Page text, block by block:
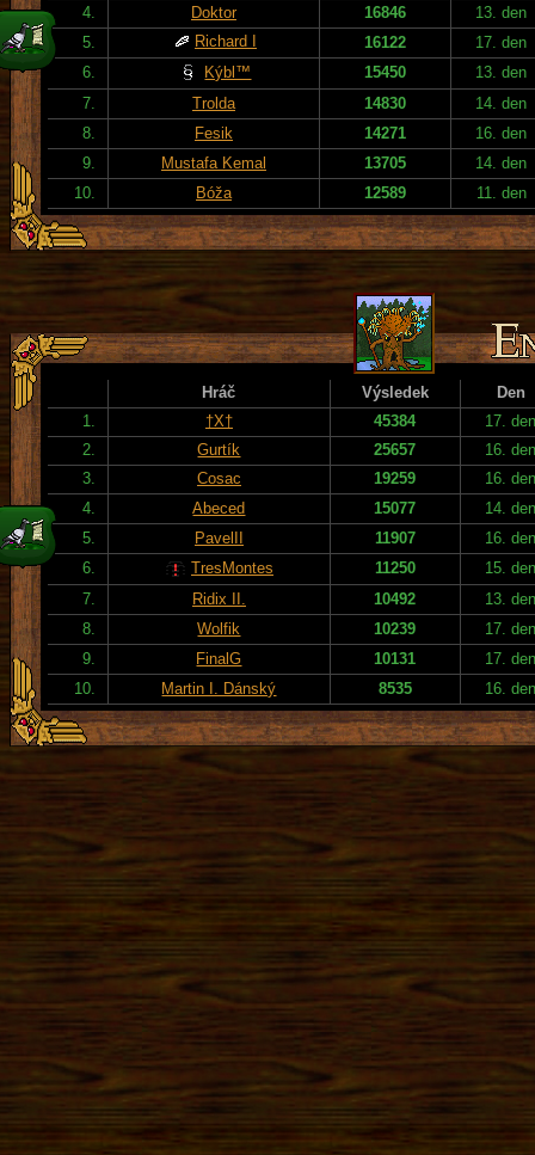
4.
Doktor 16846
13. den
5.
Richard I 16122
17. den
6.
Kýbl™ 15450
13. den
7.
Trolda 14830
14. den
8.
Fesik 14271
16. den
9.
Mustafa Kemal 13705
14. den
10.
Bóža 12589 11. den
Hráč Výsledek
Den
1.
†X† 45384
17.
2.
Gurtík 25657
16.
3.
Cosac 19259
16.
4.
Abeced 15077
14.
5.
PavelII 11907
16.
6.
TresMontes 11250
15.
7.
Ridix II. 10492
13.
8.
Wolfik 10239
17.
9.
FinalG 10131
17.
10.
Martin I. Dánský 8535 16.